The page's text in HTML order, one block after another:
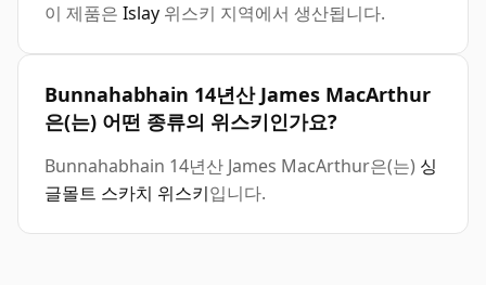
이 제품은 Islay 위스키 지역에서 생산됩니다.
Bunnahabhain 14년산 James MacArthur
은(는) 어떤 종류의 위스키인가요?
Bunnahabhain 14년산 James MacArthur은(는) 싱
글몰트 스카치 위스키입니다.